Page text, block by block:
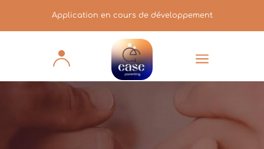
Application en cours de développement
a